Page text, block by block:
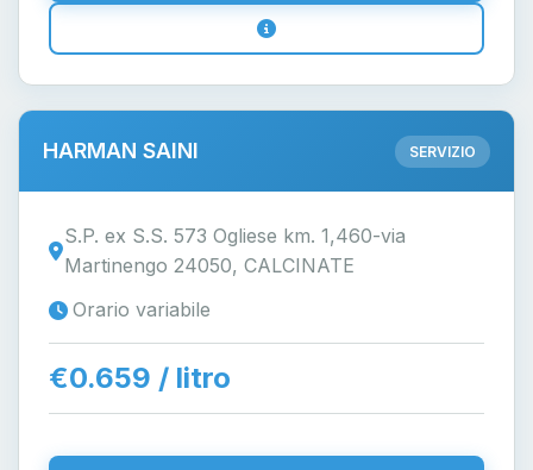
HARMAN SAINI SERVIZIO
S.P. ex S.S. 573 Ogliese km. 1,460-via
Martinengo 24050, CALCINATE
Orario variabile
€0.659 / litro